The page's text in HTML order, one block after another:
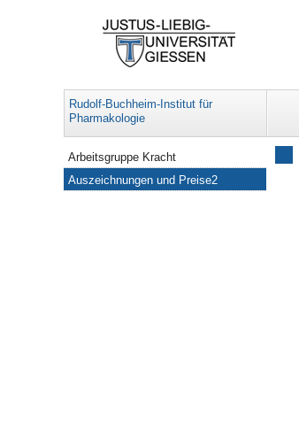
Rudolf-Buchheim-Institut für
Pharmakologie
Navigation
Arbeitsgruppe Kracht
Auszeichnungen und Preise2